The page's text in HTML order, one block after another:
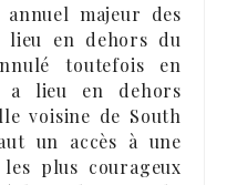
annuel majeur des
lieu en dehors du
toutefois en
a lieu en dehors
voisine de South
un accès à une
plus courageux